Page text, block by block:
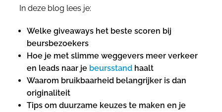
In deze blog lees je:
Welke giveaways het beste scoren bij
beursbezoekers
Hoe je met slimme weggevers meer verkeer
en leads naar je beursstand haalt
Waarom bruikbaarheid belangrijker is dan
originaliteit
Tips om duurzame keuzes te maken en je